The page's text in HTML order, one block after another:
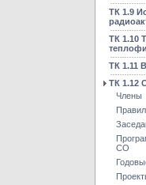
ТК 1.9
ТК 1.10
ТК 1.11
ТК 1.12
Члены
СО